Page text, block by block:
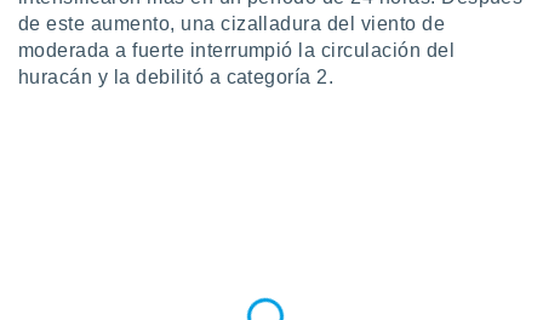
como
este sitio
de este aumento, una cizalladura del viento de
moderada a fuerte interrumpió la circulación del
huracán y la debilitó a categoría 2.